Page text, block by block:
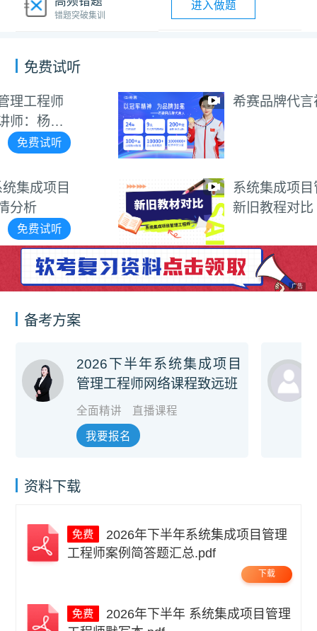
错题突破集训
进入做题
免费试听
希赛品牌代言视频
系统集成项目管理工程师
新旧教程对比
广告
备考方案
2026下半年系统集成项目
管理工程师网络课程致远班
全面精讲 直播课程
我要报名
资料下载
工程师案例简答题汇总.pdf
下载